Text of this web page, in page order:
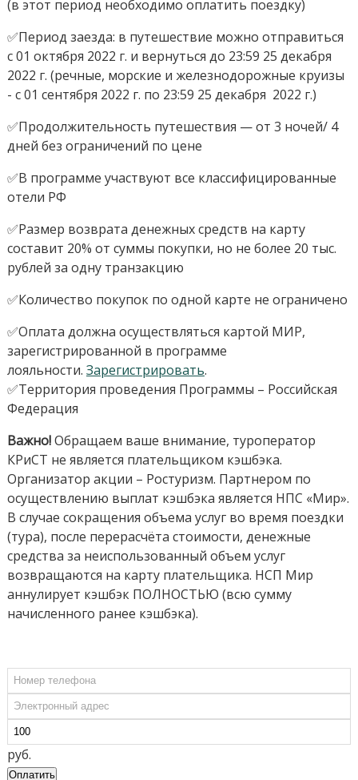
(в этот период необходимо оплатить поездку)
✅Период заезда: в путешествие можно отправиться
с 01 октября 2022 г. и вернуться до 23:59 25 декабря
2022 г. (речные, морские и железнодорожные круизы
- с 01 сентября 2022 г. по 23:59 25 декабря 2022 г.)
✅Продолжительность путешествия — от 3 ночей/ 4
дней без ограничений по цене
✅В программе участвуют все классифицированные
отели РФ
✅Размер возврата денежных средств на карту
составит 20% от суммы покупки, но не более 20 тыс.
рублей за одну транзакцию
✅Количество покупок по одной карте не ограничено
✅Оплата должна осуществляться картой МИР,
зарегистрированной в программе
лояльности. Зарегистрировать.
✅Территория проведения Программы – Российская
Федерация
Важно!Обращаем ваше внимание, туроператор
КРиСТ не является плательщиком кэшбэка.
Организатор акции – Ростуризм. Партнером по
осуществлению выплат кэшбэка является НПС «Мир».
В случае сокращения объема услуг во время поездки
(тура), после перерасчёта стоимости, денежные
средства за неиспользованный объем услуг
возвращаются на карту плательщика. НСП Мир
аннулирует кэшбэк ПОЛНОСТЬЮ (всю сумму
начисленного ранее кэшбэка).